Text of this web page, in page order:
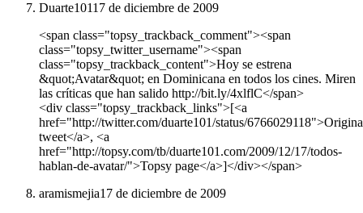
Duarte10117 de diciembre de 2009
<span class="topsy_trackback_comment"><span
class="topsy_twitter_username"><span
class="topsy_trackback_content">Hoy se estrena
&quot;Avatar&quot; en Dominicana en todos los cines. Miren
las críticas que han salido http://bit.ly/4xlflC</span>
<div class="topsy_trackback_links">[<a
href="http://twitter.com/duarte101/status/
tweet</a>, <a
href="http://topsy.com/tb/duarte101.com/2009/12/17/todos-
hablan-de-avatar/">Topsy page</a>]</div></span>
aramismejia17 de diciembre de 2009